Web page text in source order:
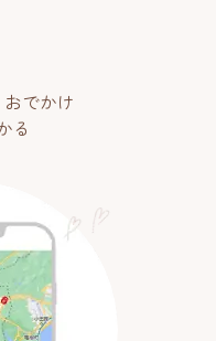
でかけ
る